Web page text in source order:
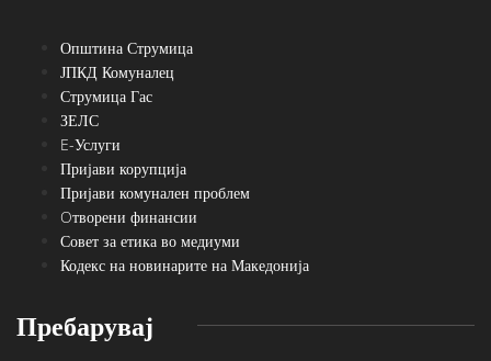
Општина Струмица
ЈПКД Комуналец
Струмица Гас
ЗЕЛС
E-Услуги
Пријави корупција
Пријави комунален проблем
Oтворени финансии
Совет за етика во медиуми
Кодекс на новинарите на Македонија
Пребарувај